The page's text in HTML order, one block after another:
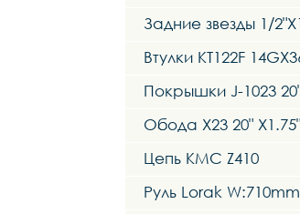
Задние звезды 1/
Втулки KT122F
Покрышки J-1023
Обода X23 20"
Цепь KMC Z410
Руль Lorak